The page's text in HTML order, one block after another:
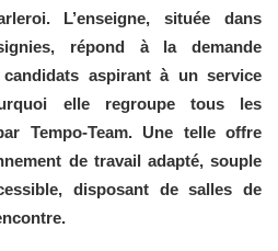
L’enseigne, située dans
répond à la demande
aspirant à un service
elle regroupe tous les
Tempo-Team. Une telle offre
de travail adapté, souple
disposant de salles de